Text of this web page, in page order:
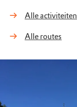
Alle activiteiten
Alle routes